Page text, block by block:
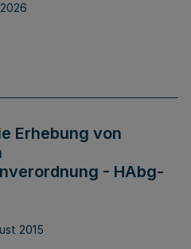
Erhebung von
- HAbg-
2015